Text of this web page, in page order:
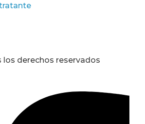
los derechos reservados